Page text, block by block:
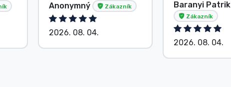
Anonymný Zákazník
2026. 08. 04.
Baranyi Patrik
Zákazník
2026. 08. 04.